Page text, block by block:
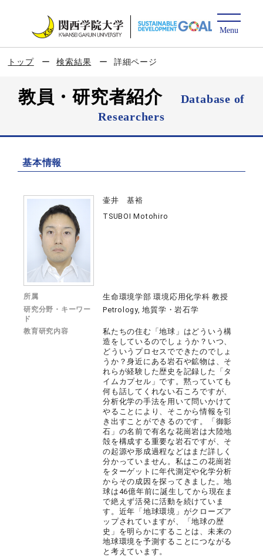
トップ 検索結果 詳細ページ
教員・研究者紹介
Database of
Researchers
基本情報
壷井 基裕
TSUBOI Motohiro
所属 生命環境学部 環境応用化学科 教授
研究分野・キーワー
ド
Petrology, 地質学・岩石学
教育研究内容
私たちの住む「地球」はどういう構
造をしているのでしょうか？いつ、
どういうプロセスでできたのでしょ
うか？身近にある岩石や鉱物は、そ
れらが経験した歴史を記録した「タ
イムカプセル」です。黙っていても
何も話してくれない石ころですが、
分析化学の手法を用いて問いかけて
やることにより、そこから情報を引
き出すことができるのです。「御影
石」の名前で有名な花崗岩は大陸地
殻を構成する重要な岩石ですが、そ
の起源や形成過程などはまだ詳しく
分かっていません。私はこの花崗岩
をターゲットに年代測定や化学分析
からその成因を探ってきました。地
球は46億年前に誕生してから現在ま
で絶えず活発に活動を続けていま
す。近年「地球環境」がクローズア
ップされていますが、「地球の歴
史」を明らかにすることは、未来の
地球環境を予測することにつながる
と考えています。